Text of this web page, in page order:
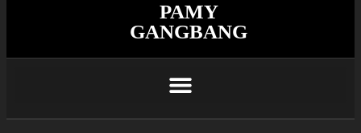
PAMY
GANGBANG